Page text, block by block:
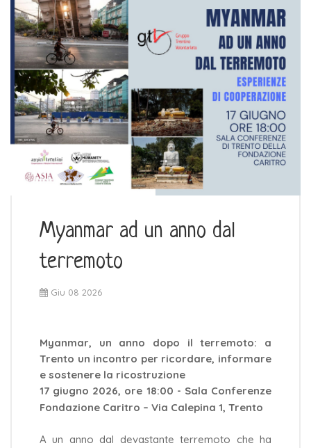
Myanmar ad un anno dal
terremoto
Giu 08 2026
Myanmar, un anno dopo il terremoto: a
Trento un incontro per ricordare, informare
e sostenere la ricostruzione
17 giugno 2026, ore 18:00 - Sala Conferenze
Fondazione Caritro – Via Calepina 1, Trento
A un anno dal devastante terremoto che ha